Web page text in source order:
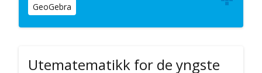
GeoGebra
Utematematikk for de yngste